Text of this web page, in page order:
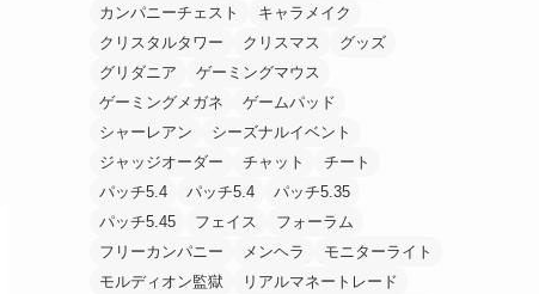
カンパニーチェスト
キャラメイク
クリスタルタワー
クリスマス
グッズ
グリダニア
ゲーミングマウス
ゲーミングメガネ
ゲームパッド
シャーレアン
シーズナルイベント
ジャッジオーダー
チャット
チート
パッチ5.4
パッチ5.4
パッチ5.35
パッチ5.45
フェイス
フォーラム
フリーカンパニー
メンヘラ
モニターライト
モルディオン監獄
リアルマネートレード